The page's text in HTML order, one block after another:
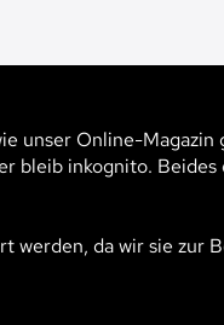
1775
unser Online-Magazin
bleib inkognito. Beides
werden, da wir sie zur